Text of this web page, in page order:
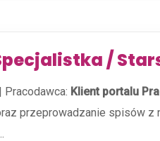
/
| Pracodawca: Klient portalu
przeprowadzanie spisów z